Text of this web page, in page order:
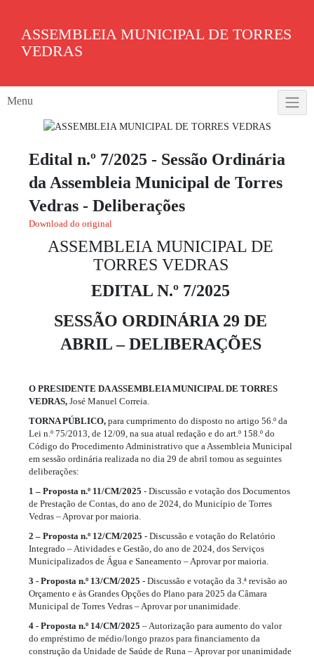
contentASSEMBLEIA MUNICIPAL DE TORRES
VEDRAS
Menu
Edital n.º 7/2025 - Sessão Ordinária
da Assembleia Municipal de Torres
Vedras - Deliberações
Download do original
ASSEMBLEIA MUNICIPAL DE
TORRES VEDRAS
EDITAL N.º 7/2025
SESSÃO ORDINÁRIA 29 DE
ABRIL – DELIBERAÇÕES
O PRESIDENTE DA ASSEMBLEIA MUNICIPAL DE TORRES
VEDRAS, José Manuel Correia.
TORNA PÚBLICO, para cumprimento do disposto no artigo 56.º da
Lei n.º 75/2013, de 12/09, na sua atual redação e do art.º 158.º do
Código do Procedimento Administrativo que a Assembleia Municipal
em sessão ordinária realizada no dia 29 de abril tomou as seguintes
deliberações:
1 – Proposta n.º 11/CM/2025 - Discussão e votação dos Documentos
de Prestação de Contas, do ano de 2024, do Município de Torres
Vedras – Aprovar por maioria.
2 – Proposta n.º 12/CM/2025 - Discussão e votação do Relatório
Integrado – Atividades e Gestão, do ano de 2024, dos Serviços
Municipalizados de Água e Saneamento – Aprovar por maioria.
3 - Proposta n.º 13/CM/2025 - Discussão e votação da 3.ª revisão ao
Orçamento e às Grandes Opções do Plano para 2025 da Câmara
Municipal de Torres Vedras – Aprovar por unanimidade.
4 - Proposta n.º 14/CM/2025 – Autorização para aumento do valor
do empréstimo de médio/longo prazos para financiamento da
construção da Unidade de Saúde de Runa – Aprovar por unanimidade